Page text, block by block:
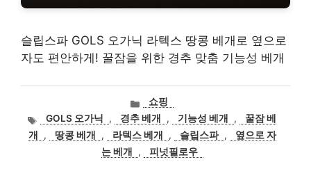
슬립스파 GOLS 오가닉 라텍스 땅콩 베개로 옆으로
자도 편안하게! 꿀잠을 위한 경추 맞춤 기능성 베개
카
테
고
리
쇼핑
태GOLS 오가닉 , 경추 베개 , 기능성 베개 ,
꿀잠 베
개
, 땅콩 베개 , 라텍스 베개 , 슬립스파 ,
옆으로 자
는 베개
, 피넛필로우